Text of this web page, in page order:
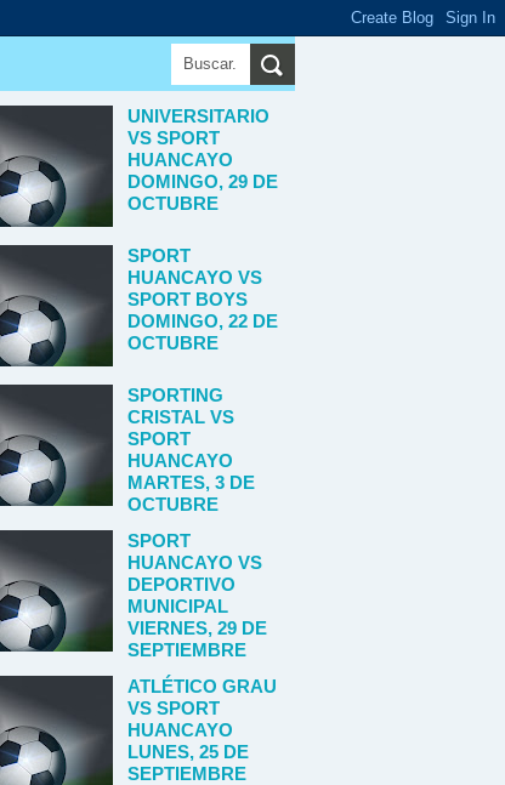
UNIVERSITARIO
VS SPORT
HUANCAYO
DOMINGO, 29 DE
OCTUBRE
SPORT
HUANCAYO VS
SPORT BOYS
DOMINGO, 22 DE
OCTUBRE
SPORTING
CRISTAL VS
SPORT
HUANCAYO
MARTES, 3 DE
OCTUBRE
SPORT
HUANCAYO VS
DEPORTIVO
MUNICIPAL
VIERNES, 29 DE
SEPTIEMBRE
ATLÉTICO GRAU
VS SPORT
HUANCAYO
LUNES, 25 DE
SEPTIEMBRE